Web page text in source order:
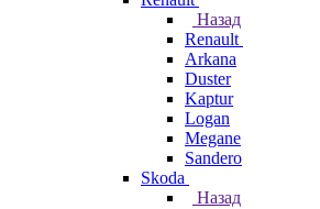
Назад
Renault
Arkana
Duster
Kaptur
Logan
Megane
Sandero
Skoda
Назад